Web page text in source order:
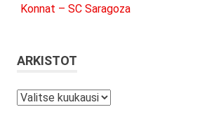
Konnat – SC Saragoza
ARKISTOT
Arkistot